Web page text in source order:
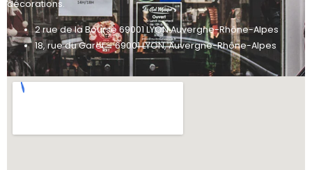
décorations.
2 rue de la Bourse 69001 LYON Auvergne-Rhône-Alpes
18, rue du Garet – 69001 LYON, Auvergne-Rhône-Alpes